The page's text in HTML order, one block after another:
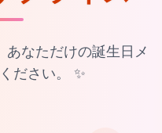
なただけの誕生日メ
ださい。
✨